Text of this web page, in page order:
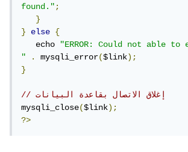
found.";
}
}
else
{
   echo
"ERROR: Could not able to
"
. mysqli_error($link);
}
// إغلاق الاتصال بقاعدة البيانات
mysqli_close($link);
?>